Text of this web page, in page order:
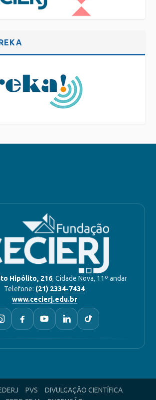
Hipólito, 216, Cidade Nova, 11º andar
Telefone: (21) 2334-7434
www.cecierj.edu.br
PVS
DIVULGAÇÃO CIENTÍFICA